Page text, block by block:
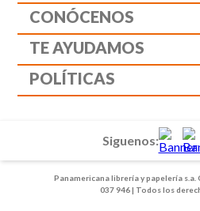
CONÓCENOS
TE AYUDAMOS
POLÍTICAS
Panamericana librería y papelería
037 946 | Todos los
Siguenos: